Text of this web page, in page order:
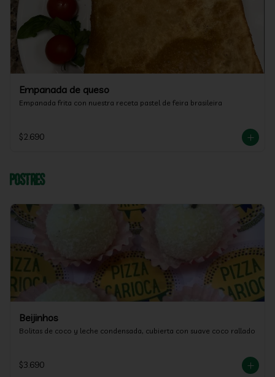
Empanada de queso
Empanada frita con nuestra receta pastel de feira brasileira
$2.690
Postres
Beijinhos
Bolitas de coco y leche condensada, cubierta con suave coco rallado
$3.690